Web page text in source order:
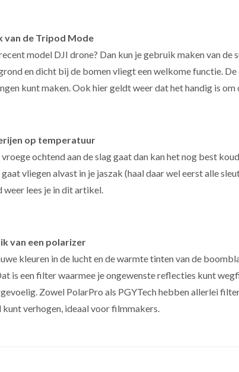
van de Tripod Mode
model DJI drone? Dan kun je gebruik maken van
en dicht bij de bomen vliegt een welkome functie.
kunt maken. Ook hier geldt weer dat het handig is
op temperatuur
vroege ochtend aan de slag gaat dan kan het nog best
vliegen alvast in je jaszak (haal daar wel eerst alle
weer lees je in dit artikel.
van een polarizer
kleuren in de lucht en de warmte tinten van de
is een filter waarmee je ongewenste reflecties kunt
Zowel PolarPro als PGYTech hebben allerlei
verhogen, ideaal voor filmmakers.